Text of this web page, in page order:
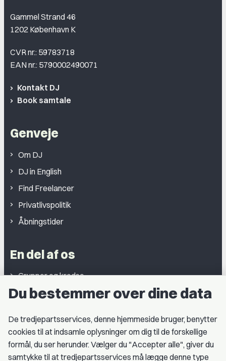
Gammel Strand 46
1202 København K
CVR nr.: 59783718
EAN nr.: 5790002490071
Kontakt DJ
Book samtale
Genveje
Om DJ
DJ in English
Find Freelancer
Privatlivspolitik
Åbningstider
En del af os
Grupper og kredse
Studentergrupper
Medlemskab
Du bestemmer over dine data
De tredjepartsservices, denne hjemmeside bruger, benytter
cookies til at indsamle oplysninger om dig til de forskellige
formål, du ser herunder. Vælger du "Accepter alle", giver du
samtykke til at tredjepartsservices må lægge denne type